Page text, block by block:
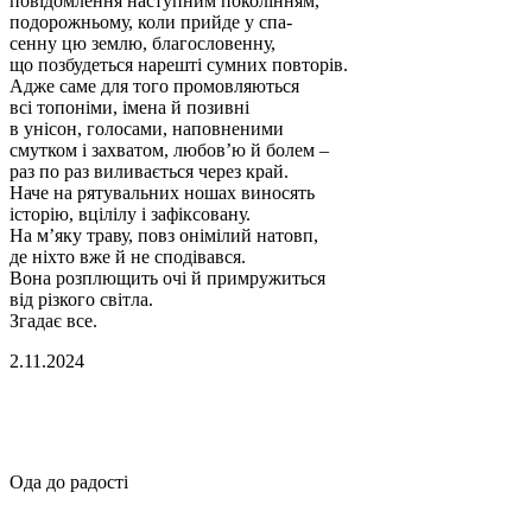
подорожньому, коли прийде у спа-
сенну цю землю, благословенну,
що позбудеться нарешті сумних повторів.
Адже саме для того промовляються
всі топоніми, імена й позивні
в унісон, голосами, наповненими
смутком і захватом, любовʼю й болем –
раз по раз виливається через край.
Наче на рятувальних ношах виносять
історію, вцілілу і зафіксовану.
На мʼяку траву, повз онімілий натовп,
де ніхто вже й не сподівався.
Вона розплющить очі й примружиться
від різкого світла.
Згадає все.
2.11.2024
Ода до радості